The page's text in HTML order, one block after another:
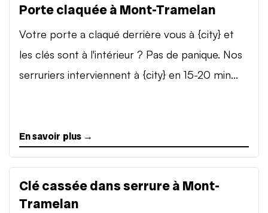
Porte claquée à Mont-Tramelan
Votre porte a claqué derrière vous à {city} et
les clés sont à l'intérieur ? Pas de panique. Nos
serruriers interviennent à {city} en 15-20 min...
En savoir plus →
Clé cassée dans serrure à Mont-
Tramelan